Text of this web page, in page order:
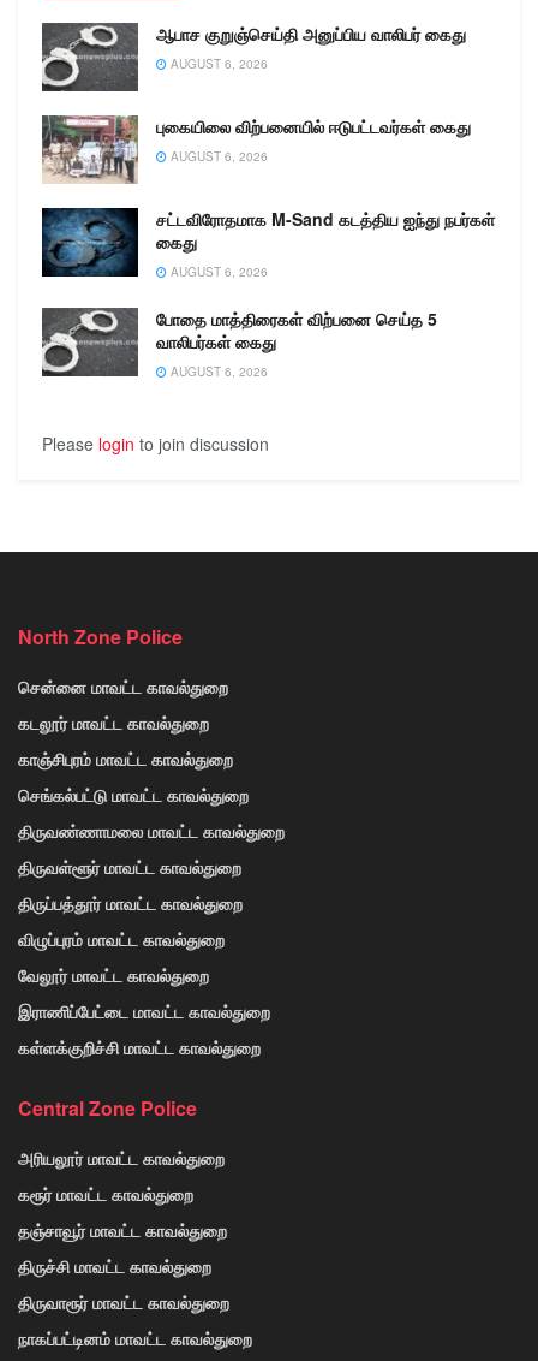
ஆபாச குறுஞ்செய்தி அனுப்பிய வாலிபர் கைது
AUGUST 6, 2026
புகையிலை விற்பனையில் ஈடுபட்டவர்கள் கைது
AUGUST 6, 2026
சட்டவிரோதமாக M-Sand கடத்திய ஐந்து நபர்கள்
கைது
AUGUST 6, 2026
போதை மாத்திரைகள் விற்பனை செய்த 5
வாலிபர்கள் கைது
AUGUST 6, 2026
Please login to join discussion
North Zone Police
சென்னை மாவட்ட காவல்துறை
கடலூர் மாவட்ட காவல்துறை
காஞ்சிபுரம் மாவட்ட காவல்துறை
செங்கல்பட்டு மாவட்ட காவல்துறை
திருவண்ணாமலை மாவட்ட காவல்துறை
திருவள்ளூர் மாவட்ட காவல்துறை
திருப்பத்தூர் மாவட்ட காவல்துறை
விழுப்புரம் மாவட்ட காவல்துறை
வேலூர் மாவட்ட காவல்துறை
இராணிப்பேட்டை மாவட்ட காவல்துறை
கள்ளக்குறிச்சி மாவட்ட காவல்துறை
Central Zone Police
அரியலூர் மாவட்ட காவல்துறை
கரூர் மாவட்ட காவல்துறை
தஞ்சாவூர் மாவட்ட காவல்துறை
திருச்சி மாவட்ட காவல்துறை
திருவாரூர் மாவட்ட காவல்துறை
நாகப்பட்டினம் மாவட்ட காவல்துறை